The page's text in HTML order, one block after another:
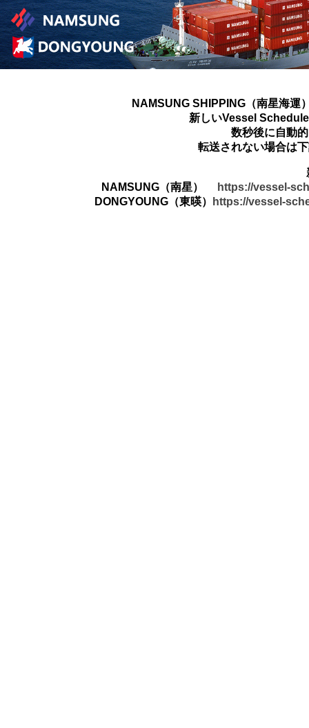
NAMSUNG SHIPPING（南星海運
新しいVessel
数秒後に自動
転送されない場合は
NAMSUNG（南星）
https://vessel-
DONGYOUNG（東暎）
https://vessel-